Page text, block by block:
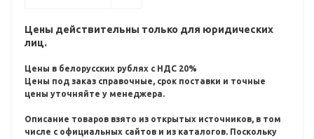
Цены действительны только для юридических
лиц.
Цены в белорусских рублях с НДС 20%
Цены под заказ справочные, срок поставки и точные
цены уточняйте у менеджера.
Описание товаров взято из открытых источников, в том
числе с официальных сайтов и из каталогов. Поскольку